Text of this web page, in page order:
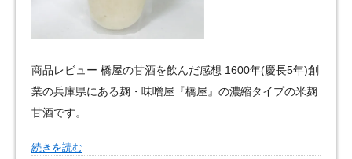
商品レビュー 橋屋の甘酒を飲んだ感想 1600年(慶長5年)創
業の兵庫県にある麹・味噌屋『橋屋』の濃縮タイプの米麹
甘酒です。
続きを読む